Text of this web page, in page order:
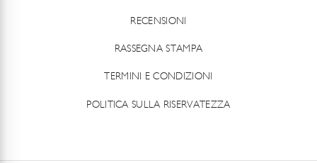
RECENSIONI
RASSEGNA STAMPA
TERMINI E CONDIZIONI
POLITICA SULLA RISERVATEZZA